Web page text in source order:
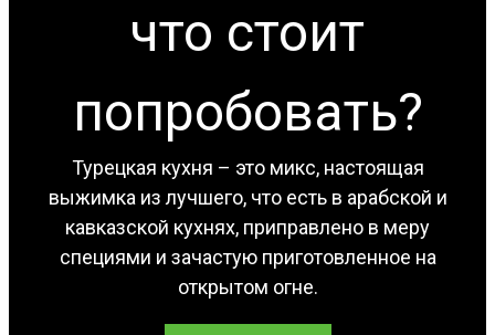
что стоит
попробовать?
Турецкая кухня – это микс, настоящая
выжимка из лучшего, что есть в арабской и
кавказской кухнях, приправлено в меру
специями и зачастую приготовленное на
открытом огне.